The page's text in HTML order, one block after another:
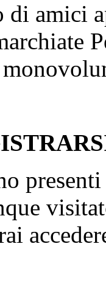
di amici